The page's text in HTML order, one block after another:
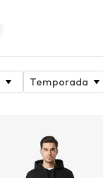
Temporada